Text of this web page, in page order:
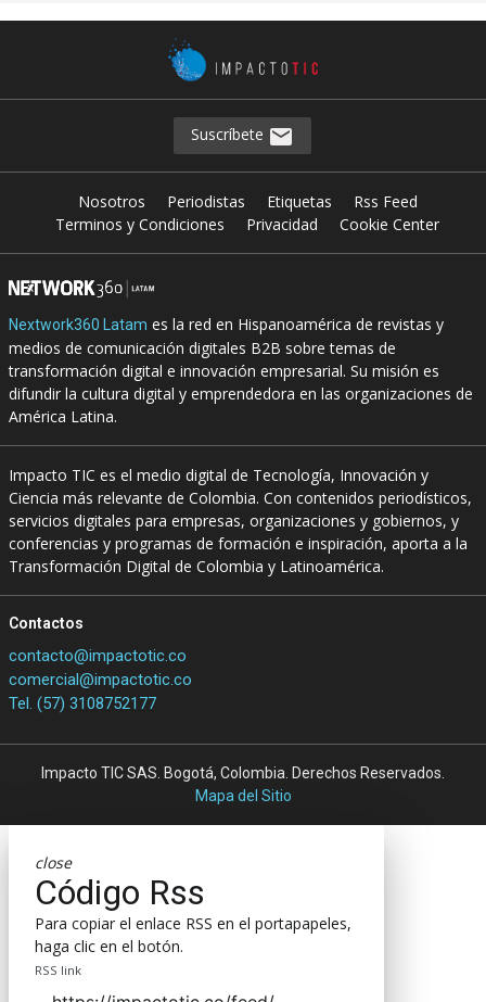
Suscríbete
Nosotros Periodistas Etiquetas
Rss Feed
Terminos y Condiciones
Privacidad Cookie Center
Nextwork360 Latam es la red en Hispanoamérica de revistas y
medios de comunicación digitales B2B sobre temas de
transformación digital e innovación empresarial. Su misión es
difundir la cultura digital y emprendedora en las organizaciones de
América Latina.
Impacto TIC es el medio digital de Tecnología, Innovación y
Ciencia más relevante de Colombia. Con contenidos periodísticos,
servicios digitales para empresas, organizaciones y gobiernos, y
conferencias y programas de formación e inspiración, aporta a la
Transformación Digital de Colombia y Latinoamérica.
Contactos
contacto@impactotic.co
comercial@impactotic.co
Tel. (57) 3108752177
Impacto TIC SAS. Bogotá, Colombia. Derechos Reservados.
Mapa del Sitio
close
Código Rss
Para copiar el enlace RSS en el portapapeles,
haga clic en el botón.
RSS link